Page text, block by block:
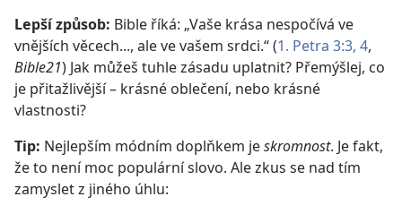
Lepší způsob: Bible říká: „Vaše krása nespočívá ve
vnějších věcech..., ale ve vašem srdci.“ (1. Petra 3:3, 4,
Bible21) Jak můžeš tuhle zásadu uplatnit? Přemýšlej, co
je přitažlivější – krásné oblečení, nebo krásné
vlastnosti?
Tip: Nejlepším módním doplňkem jeskromnost. Je fakt,
že to není moc populární slovo. Ale zkus se nad tím
zamyslet z jiného úhlu: